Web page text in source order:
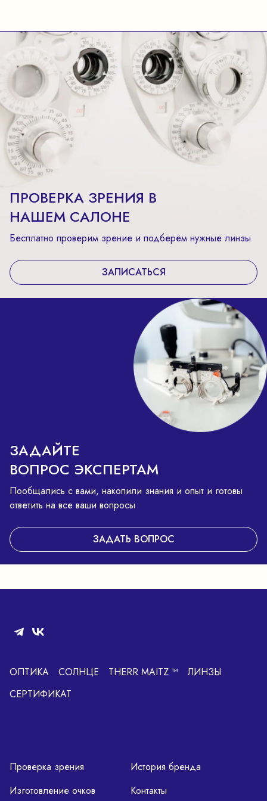
ПРОВЕРКА ЗРЕНИЯ В
НАШЕМ САЛОНЕ
Бесплатно проверим зрение и подберём нужные линзы
ЗАПИСАТЬСЯ
ЗАДАЙТЕ
ВОПРОС ЭКСПЕРТАМ
Пообщались с вами, накопили знания и опыт и готовы
ответить на все ваши вопросы
ЗАДАТЬ ВОПРОС
ОПТИКА СОЛНЦЕ THERR MAITZ ™
ЛИНЗЫ
СЕРТИФИКАТ
Проверка зрения
Изготовление очков
История бренда
Контакты